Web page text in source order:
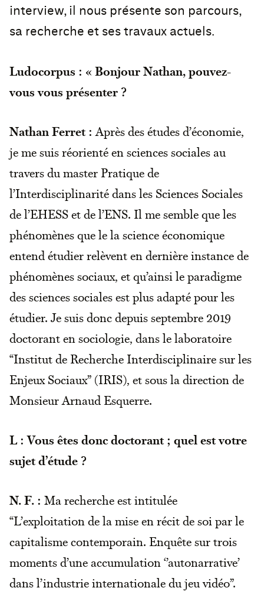
interview, il nous présente son parcours,
sa recherche et ses travaux actuels.
Ludocorpus : « Bonjour Nathan, pouvez-
vous vous présenter ?
Nathan Ferret : Après des études d’économie,
je me suis réorienté en sciences sociales au
travers du master Pratique de
l’Interdisciplinarité dans les Sciences Sociales
de l’EHESS et de l’ENS. Il me semble que les
phénomènes que le la science économique
entend étudier relèvent en dernière instance de
phénomènes sociaux, et qu’ainsi le paradigme
des sciences sociales est plus adapté pour les
étudier. Je suis donc depuis septembre 2019
doctorant en sociologie, dans le laboratoire
“Institut de Recherche Interdisciplinaire sur les
Enjeux Sociaux” (IRIS), et sous la direction de
Monsieur Arnaud Esquerre.
L : Vous êtes donc doctorant ; quel est votre
sujet d’étude ?
N. F. : Ma recherche est intitulée
“L’exploitation de la mise en récit de soi par le
capitalisme contemporain. Enquête sur trois
moments d’une accumulation ‘’autonarrative’
dans l’industrie internationale du jeu vidéo”.